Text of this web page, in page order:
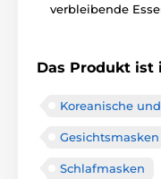
verbleibende
Das Produkt ist
Koreanische
Gesichtsmasken
Schlafmasken